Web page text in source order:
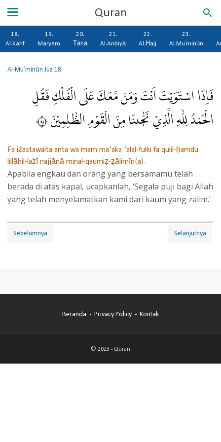
Quran
18.
Al-Kahf
19.
Maryam
20.
Ṭāhā
21.
Al-Anbiyā
22.
Al-Ḥajj
23.
Al-Mu'minūn
Al-Mu'minūnJuz 18
فَاِذَا اسْتَوَيْتَ اَنْتَ وَمَنْ مَّعَكَ عَلَى الْفُلْكِ فَقُلِ
الْحَمْدُ لِلّٰهِ الَّذِيْ نَجّٰىنَا مِنَ الْقَوْمِ الظّٰلِمِيْنَ ٢٨
Fa iżastawaita anta wa mam ma‘aka ‘alal-fulki fa qulil-ḥamdu
lillāhil-lażī najjānā minal-qaumiẓ-ẓālimīn(a).
Apabila engkau dan orang yang bersamamu telah
berada di atas kapal, ucapkanlah, ‘Segala puji bagi Allah
yang telah menyelamatkan kami dari kaum yang zalim.’
Sebelumnya Selanjutnya
Beranda Privacy Policy Kontak
© 2023 - Quran